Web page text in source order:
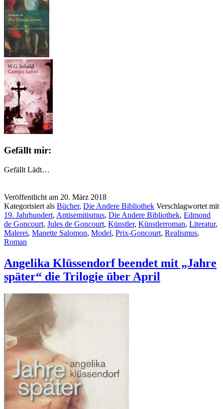
Gefällt mir:
Gefällt Lädt…
Veröffentlicht am 20. März 2018
Kategorisiert als Bücher, Die Andere Bibliothek Verschlagwortet mit
19. Jahrhundert, Antisemitismus, Die Andere Bibliothek, Edmond
de Goncourt, Jules de Goncourt, Künstler, Künstlerroman, Literatur,
Malerei, Manette Salomon, Model, Prix-Goncourt, Realismus,
Roman
Angelika Klüssendorf beendet mit „Jahre
später“ die Trilogie über April